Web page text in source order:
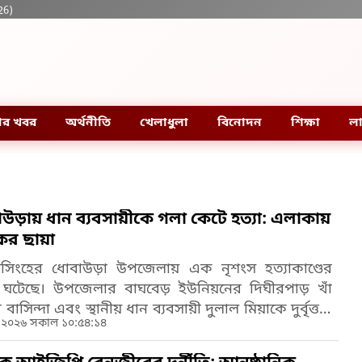
খবর অর্থনীতি খেলাধুলা বিনোদন শিক্ষা
ধান ব্যবসায়ীকে গলা কেটে হত্যা: এলাকায়
ছায়া
ধোবাউড়া উপজেলায় এক নৃশংস হত্যাকাণ্ডের
উপজেলার বাঘবেড় ইউনিয়নের দিঘীরপাড় খাঁ
এবং স্থানীয় ধান ব্যবসায়ী দুলাল মিয়াকে দুর্বৃত্তরা
হত্যা করে ফেলে রেখে গেছে।​​স্থানীয় সূত্রে জানা গেছে,
উপজেলার বাঘবেড় ইউনিয়নে এই হত্যাকাণ্ডের
সকাল ১০:৫৪:১৪